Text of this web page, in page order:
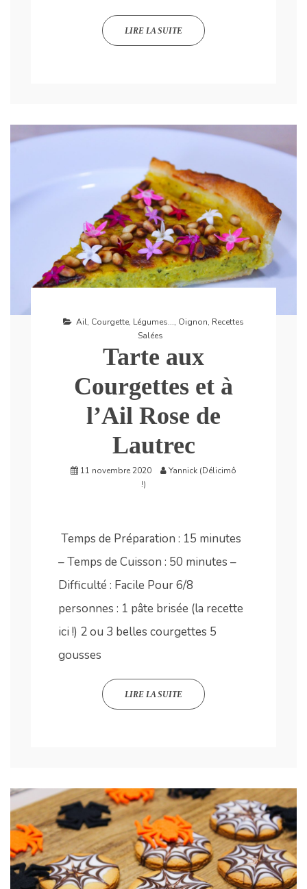
LIRE LA SUITE
Ail, Courgette, Légumes..., Oignon, Recettes
Salées
Tarte aux
Courgettes et à
l’Ail Rose de
Lautrec
11 novembre 2020
Yannick (Délicimô
!)
Temps de Préparation : 15 minutes
– Temps de Cuisson : 50 minutes –
Difficulté : Facile Pour 6/8
personnes : 1 pâte brisée (la recette
ici !) 2 ou 3 belles courgettes 5
gousses
LIRE LA SUITE